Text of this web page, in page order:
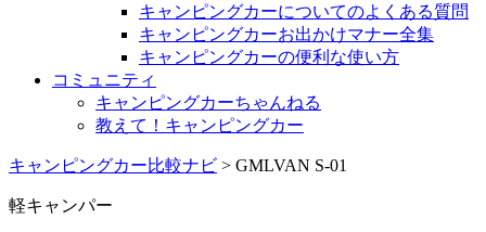
キャンピングカーについてのよくある質問
キャンピングカーお出かけマナー全集
キャンピングカーの便利な使い方
コミュニティ
キャンピングカーちゃんねる
教えて！キャンピングカー
キャンピングカー比較ナビ > GMLVAN S-01
軽キャンパー